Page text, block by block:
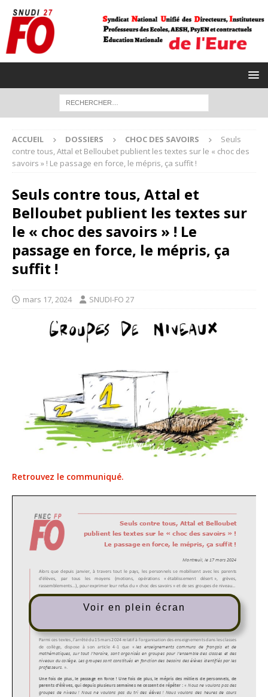
ACCUEIL DOSSIERS CHOC DES SAVOIRS
Seuls
contre tous, Attal et Belloubet publient les textes sur le « choc des
savoirs » ! Le passage en force, le mépris, ça suffit !
Seuls contre tous, Attal et
Belloubet publient les textes sur
le « choc des savoirs » ! Le
passage en force, le mépris, ça
suffit !
mars 17, 2024 SNUDI-FO 27
Retrouvez le communiqué.
Voir en plein écran